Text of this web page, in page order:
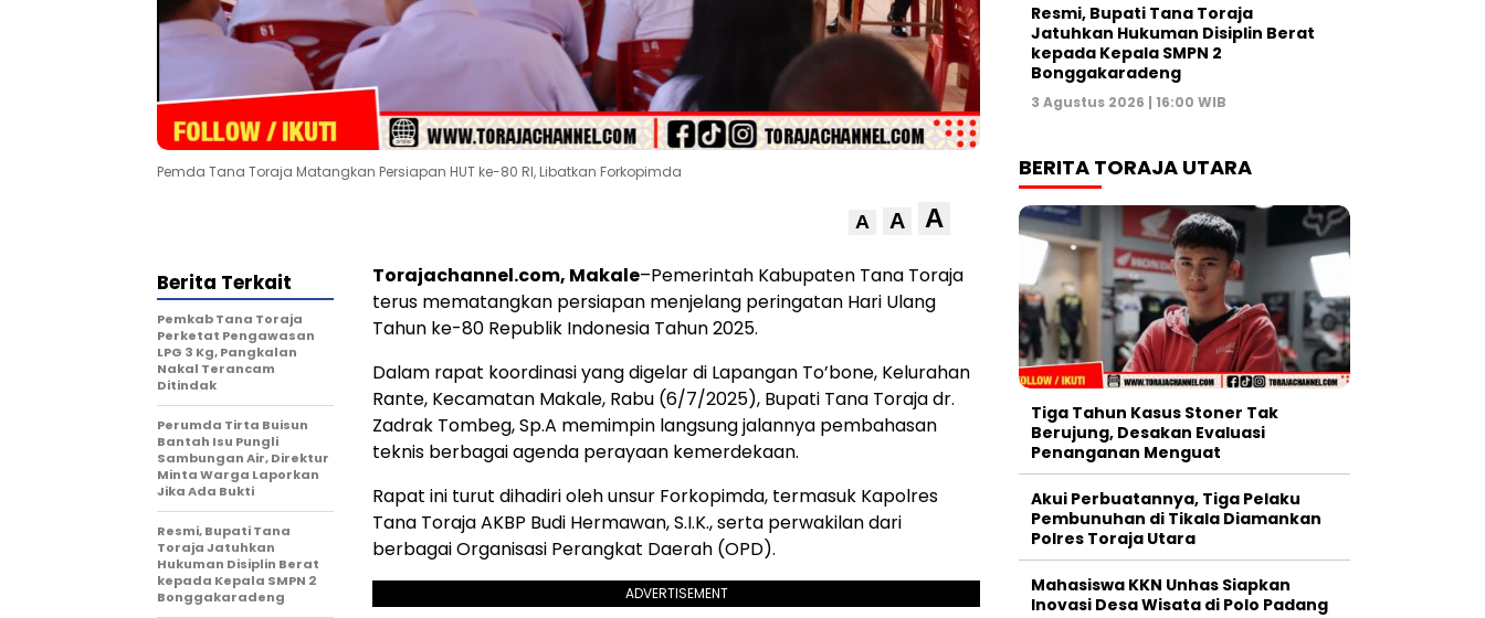
Pemda Tana Toraja Matangkan Persiapan HUT ke-80 RI, Libatkan Forkopimda
A A A
Torajachannel.com, Makale–Pemerintah Kabupaten Tana Toraja
terus mematangkan persiapan menjelang peringatan Hari Ulang
Tahun ke-80 Republik Indonesia Tahun 2025.
Dalam rapat koordinasi yang digelar di Lapangan To’bone, Kelurahan
Rante, Kecamatan Makale, Rabu (6/7/2025), Bupati Tana Toraja dr.
Zadrak Tombeg, Sp.A memimpin langsung jalannya pembahasan
teknis berbagai agenda perayaan kemerdekaan.
Rapat ini turut dihadiri oleh unsur Forkopimda, termasuk Kapolres
Tana Toraja AKBP Budi Hermawan, S.I.K., serta perwakilan dari
berbagai Organisasi Perangkat Daerah (OPD).
ADVERTISEMENT
Berita Terkait
Pemkab Tana Toraja
Perketat Pengawasan
LPG 3 Kg, Pangkalan
Nakal Terancam
Ditindak
Perumda Tirta Buisun
Bantah Isu Pungli
Sambungan Air, Direktur
Minta Warga Laporkan
Jika Ada Bukti
Resmi, Bupati Tana
Toraja Jatuhkan
Hukuman Disiplin Berat
kepada Kepala SMPN 2
Bonggakaradeng
Resmi, Bupati Tana Toraja
Jatuhkan Hukuman Disiplin Berat
kepada Kepala SMPN 2
Bonggakaradeng
3 Agustus 2026 | 16:00 WIB
BERITA TORAJA UTARA
Tiga Tahun Kasus Stoner Tak
Berujung, Desakan Evaluasi
Penanganan Menguat
Akui Perbuatannya, Tiga Pelaku
Pembunuhan di Tikala Diamankan
Polres Toraja Utara
Mahasiswa KKN Unhas Siapkan
Inovasi Desa Wisata di Polo Padang